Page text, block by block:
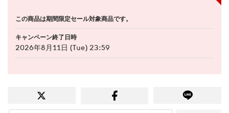
この商品は期間限定セール対象商品です。
キャンペーン終了日時
2026年8月11日 (Tue) 23:59